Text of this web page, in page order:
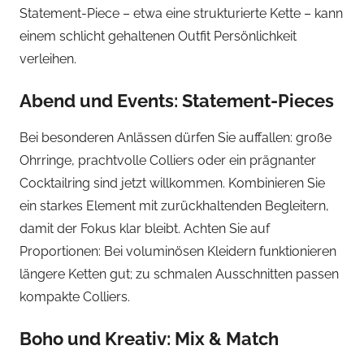
Statement-Piece – etwa eine strukturierte Kette – kann
einem schlicht gehaltenen Outfit Persönlichkeit
verleihen.
Abend und Events: Statement-Pieces
Bei besonderen Anlässen dürfen Sie auffallen: große
Ohrringe, prachtvolle Colliers oder ein prägnanter
Cocktailring sind jetzt willkommen. Kombinieren Sie
ein starkes Element mit zurückhaltenden Begleitern,
damit der Fokus klar bleibt. Achten Sie auf
Proportionen: Bei voluminösen Kleidern funktionieren
längere Ketten gut; zu schmalen Ausschnitten passen
kompakte Colliers.
Boho und Kreativ: Mix & Match